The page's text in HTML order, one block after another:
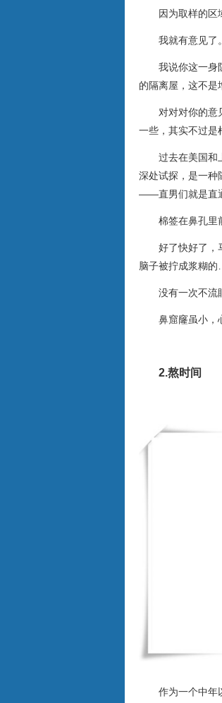
因为取样的区
我就有意见了。
我说你这一身
的隔离屋，这不是
对对对你的意
一些，其实不过是
过去在美国和
深处试探，是一种
——直男们就是直
棉签在鼻孔里
好了快好了
脑子被拧成浆糊
没有一次不流
鼻窟窿虽小，
2.熬时间
作为一个中年